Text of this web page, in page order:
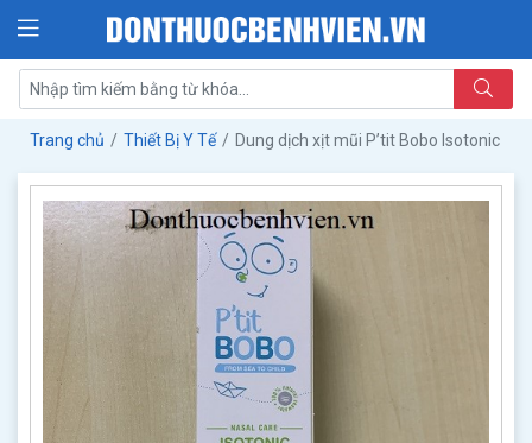
Trang chủ Thiết Bị Y Tế Dung dịch xịt mũi P’tit Bobo Isotonic